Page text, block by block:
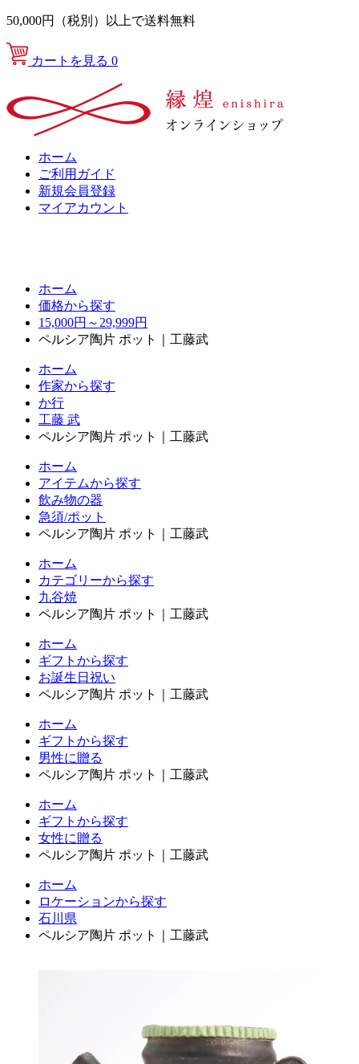
50,000円（税別）以上で送料無料
カートを見る 0
ホーム
ご利用ガイド
新規会員登録
マイアカウント
ホーム
価格から探す
15,000円～29,999円
ペルシア陶片 ポット｜工藤武
ホーム
作家から探す
か行
工藤 武
ペルシア陶片 ポット｜工藤武
ホーム
アイテムから探す
飲み物の器
急須/ポット
ペルシア陶片 ポット｜工藤武
ホーム
カテゴリーから探す
九谷焼
ペルシア陶片 ポット｜工藤武
ホーム
ギフトから探す
お誕生日祝い
ペルシア陶片 ポット｜工藤武
ホーム
ギフトから探す
男性に贈る
ペルシア陶片 ポット｜工藤武
ホーム
ギフトから探す
女性に贈る
ペルシア陶片 ポット｜工藤武
ホーム
ロケーションから探す
石川県
ペルシア陶片 ポット｜工藤武